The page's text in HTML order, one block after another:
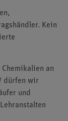
Kein
an
dürfen wir
und